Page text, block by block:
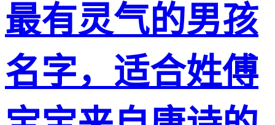
最有灵气的男孩
名字，适合姓傅